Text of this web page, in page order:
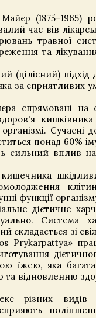
(1875–1965)
час вів
травної
та
(цілісний) підхід
за сприятливих
спрямовані
Сучасні
понад 60%
сильний вплив
функції
дієтичне
Система
зі
Prykarpattya»
їжею, яка багата
відновленню
різних видів